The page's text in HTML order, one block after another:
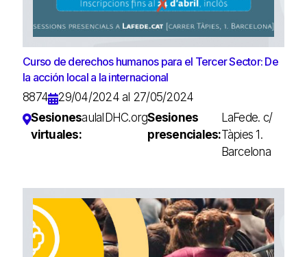
Curso de derechos humanos para el Tercer Sector: De
la acción local a la internacional
8874
29/04/2024 al 27/05/2024
Sesiones
virtuales:
aulaIDHC.orgSesiones
presenciales:
LaFede. c/
Tàpies 1.
Barcelona